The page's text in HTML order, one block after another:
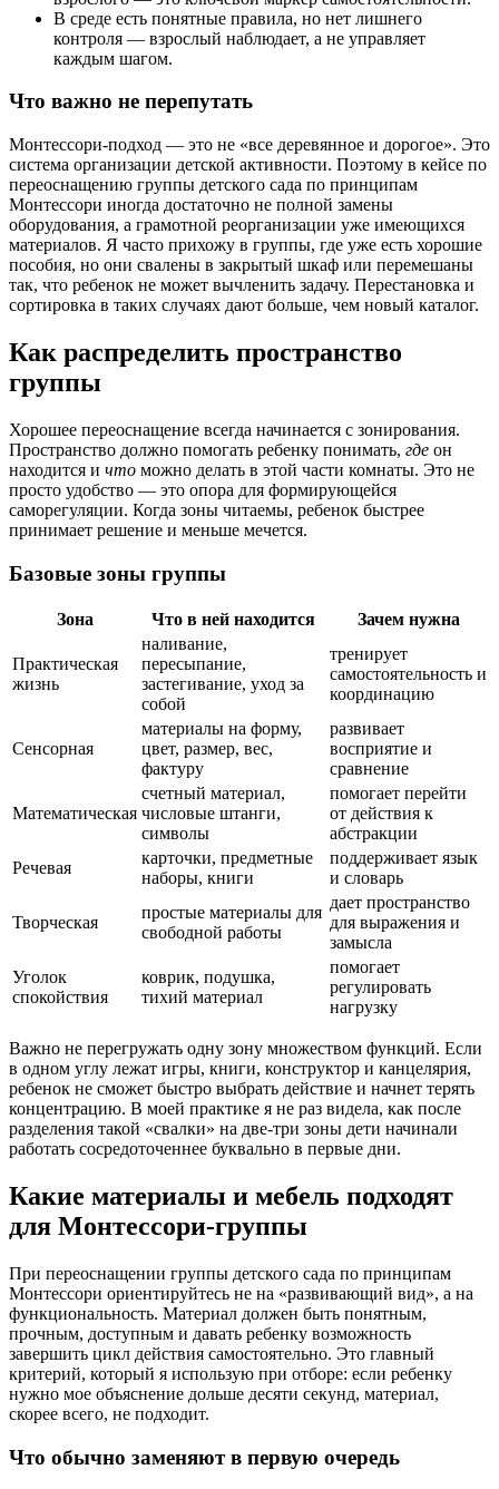
В среде есть понятные правила, но нет лишнего
контроля — взрослый наблюдает, а не управляет
каждым шагом.
Что важно не перепутать
Монтессори-подход — это не «все деревянное и дорогое». Это
система организации детской активности. Поэтому в кейсе по
переоснащению группы детского сада по принципам
Монтессори иногда достаточно не полной замены
оборудования, а грамотной реорганизации уже имеющихся
материалов. Я часто прихожу в группы, где уже есть хорошие
пособия, но они свалены в закрытый шкаф или перемешаны
так, что ребенок не может вычленить задачу. Перестановка и
сортировка в таких случаях дают больше, чем новый каталог.
Как распределить пространство
группы
Хорошее переоснащение всегда начинается с зонирования.
Пространство должно помогать ребенку понимать, где он
находится и что можно делать в этой части комнаты. Это не
просто удобство — это опора для формирующейся
саморегуляции. Когда зоны читаемы, ребенок быстрее
принимает решение и меньше мечется.
Базовые зоны группы
Зона Что в ней находится Зачем нужна
Практическая
жизнь
наливание,
пересыпание,
застегивание, уход за
собой
тренирует
самостоятельность и
координацию
Сенсорная
материалы на форму,
цвет, размер, вес,
фактуру
развивает
восприятие и
сравнение
Математическая
счетный материал,
числовые штанги,
символы
помогает перейти
от действия к
абстракции
Речевая
карточки, предметные
наборы, книги
поддерживает язык
и словарь
Творческая
простые материалы для
свободной работы
дает пространство
для выражения и
замысла
Уголок
спокойствия
коврик, подушка,
тихий материал
помогает
регулировать
нагрузку
Важно не перегружать одну зону множеством функций. Если
в одном углу лежат игры, книги, конструктор и канцелярия,
ребенок не сможет быстро выбрать действие и начнет терять
концентрацию. В моей практике я не раз видела, как после
разделения такой «свалки» на две-три зоны дети начинали
работать сосредоточеннее буквально в первые дни.
Какие материалы и мебель подходят
для Монтессори-группы
При переоснащении группы детского сада по принципам
Монтессори ориентируйтесь не на «развивающий вид», а на
функциональность. Материал должен быть понятным,
прочным, доступным и давать ребенку возможность
завершить цикл действия самостоятельно. Это главный
критерий, который я использую при отборе: если ребенку
нужно мое объяснение дольше десяти секунд, материал,
скорее всего, не подходит.
Что обычно заменяют в первую очередь